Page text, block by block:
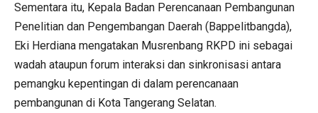
Sementara itu, Kepala Badan Perencanaan Pembangunan
Penelitian dan Pengembangan Daerah (Bappelitbangda),
Eki Herdiana mengatakan Musrenbang RKPD ini sebagai
wadah ataupun forum interaksi dan sinkronisasi antara
pemangku kepentingan di dalam perencanaan
pembangunan di Kota Tangerang Selatan.